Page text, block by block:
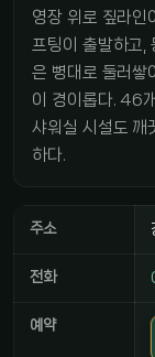
영장 위로 짚라인
프팅이 출발하고,
은 뼝대로 둘러쌓
이 경이롭다. 46
샤워실 시설도 깨
하다.
주소
전화
예약